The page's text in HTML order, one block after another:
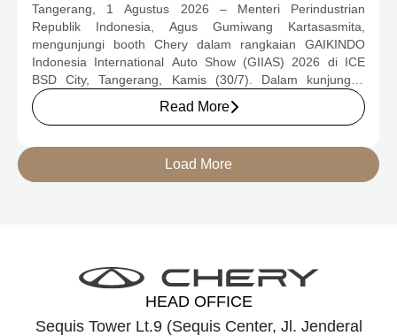
CSH YANG JADI SOROTAN DI GIIAS
2026
Tangerang, 1 Agustus 2026 – Menteri Perindustrian
Republik Indonesia, Agus Gumiwang Kartasasmita,
mengunjungi booth Chery dalam rangkaian GAIKINDO
Indonesia International Auto Show (GIIAS) 2026 di ICE
BSD City, Tangerang, Kamis (30/7). Dalam kunjungan
tersebut, Menteri Perindustrian meninjau dua produk
elektrifikasi terbaru Chery, yakni Chery Q, compact EV
berteknologi Range-Extended Electric Vehicle (REEV) yang
dirancang untuk mendukung perjalanan jarak jauh.
Read More
Load More
HEAD OFFICE
Sequis Tower Lt.9 (Sequis Center, Jl. Jenderal